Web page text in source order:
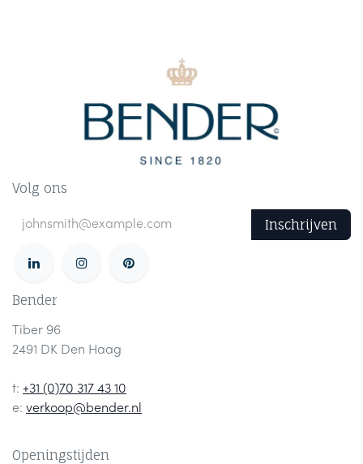
Volg ons
Inschrijven
Bender
Tiber 96
2491 DK Den Haag
t: +31 (0)70 317 43 10
e: verkoop@bender.nl
Openingstijden